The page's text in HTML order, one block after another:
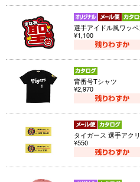
選手アイドル風ワッペ
¥1,100
背番号Tシャツ
¥2,970
タイガース 選手アク
¥550